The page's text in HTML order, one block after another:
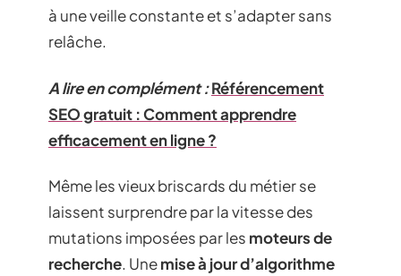
à une veille constante et s’adapter sans
relâche.
A lire en complément :Référencement
SEO gratuit : Comment apprendre
efficacement en ligne ?
Même les vieux briscards du métier se
laissent surprendre par la vitesse des
mutations imposées par les moteurs de
recherche. Unemise à jour d’algorithme